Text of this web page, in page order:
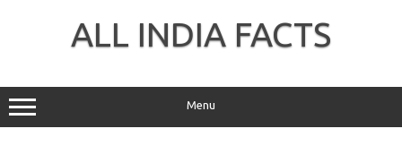
ALL INDIA FACTS
Menu